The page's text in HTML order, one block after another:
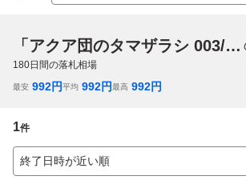
「アクア団のタマザラシ 003/034 cp1 c」
180日間の落札相場
最安 992円平均 992円最高 992円
1件
終了日時が近い順